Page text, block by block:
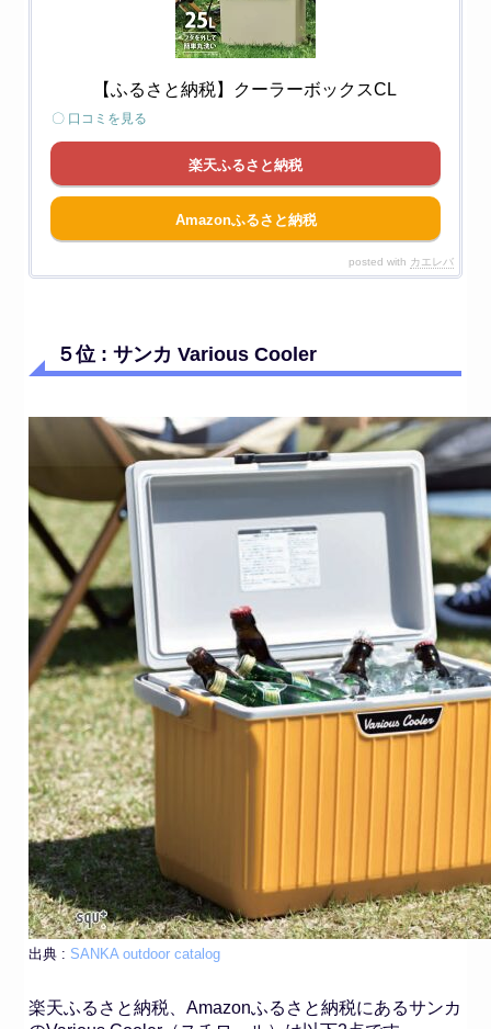
【ふるさと納税】クーラーボックスCL
posted with カエレバ
〇 口コミを見る
楽天ふるさと納税
Amazonふるさと納税
５位 : サンカ Various Cooler
出典 : SANKA outdoor catalog
楽天ふるさと納税、Amazonふるさと納税にあるサンカ